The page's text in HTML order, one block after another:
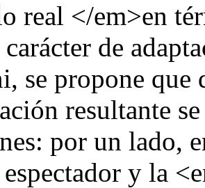
real </em>en
de
se propone
resultante
por un lado,
y la